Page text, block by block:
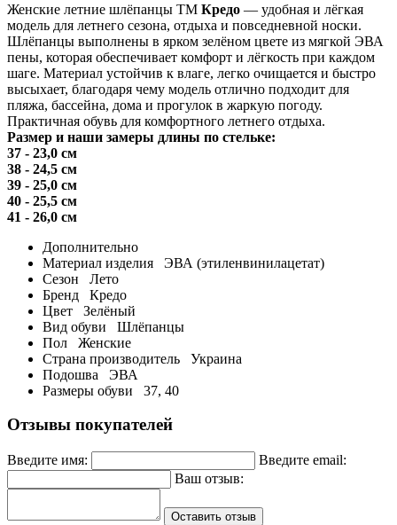
Женские летние шлёпанцы ТМ Кредо — удобная и лёгкая
модель для летнего сезона, отдыха и повседневной носки.
Шлёпанцы выполнены в ярком зелёном цвете из мягкой ЭВА
пены, которая обеспечивает комфорт и лёгкость при каждом
шаге. Материал устойчив к влаге, легко очищается и быстро
высыхает, благодаря чему модель отлично подходит для
пляжа, бассейна, дома и прогулок в жаркую погоду.
Практичная обувь для комфортного летнего отдыха.
Размер и наши замеры длины по стельке:
37 - 23,0 см
38 - 24,5 см
39 - 25,0 см
40 - 25,5 см
41 - 26,0 см
Дополнительно
Материал изделия
ЭВА (этиленвинилацетат)
Сезон
Лето
Бренд
Кредо
Цвет
Зелёный
Вид обуви
Шлёпанцы
Пол
Женские
Страна производитель
Украина
Подошва
ЭВА
Размеры обуви
37, 40
Отзывы покупателей
Введите имя:
Введите email:
Ваш отзыв:
Оставить отзыв